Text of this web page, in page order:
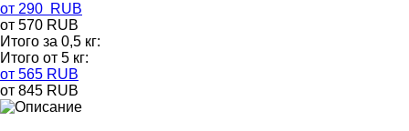
от 290 RUB
от 570 RUB
Итого за 0,5 кг:
Итого от 5 кг:
от 565 RUB
от 845 RUB